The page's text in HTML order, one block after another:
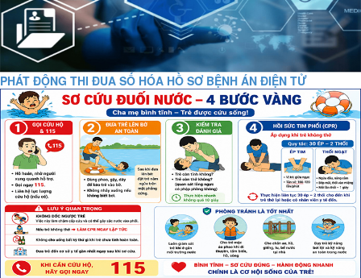
PHÁT ĐỘNG THI ĐUA SỐ HÓA HỒ SƠ BỆNH ÁN ĐIỆN TỬ